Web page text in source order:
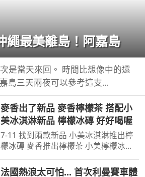
繩最美離島！阿嘉島
是當天來回。 時間比想像中的還
島三天兩夜可以參考這支
麥香出了新品 麥香檸檬茶 搭配小
美冰淇淋新品 檸檬冰磚 好好喝喔
7-11 找到兩款新品 小美冰淇淋推出檸
檬冰磚 麥香推出檸檬茶 小美檸檬冰磚
香味 但喝起來不酸 ...
法國熱浪太可怕... 首次利曼賽車體